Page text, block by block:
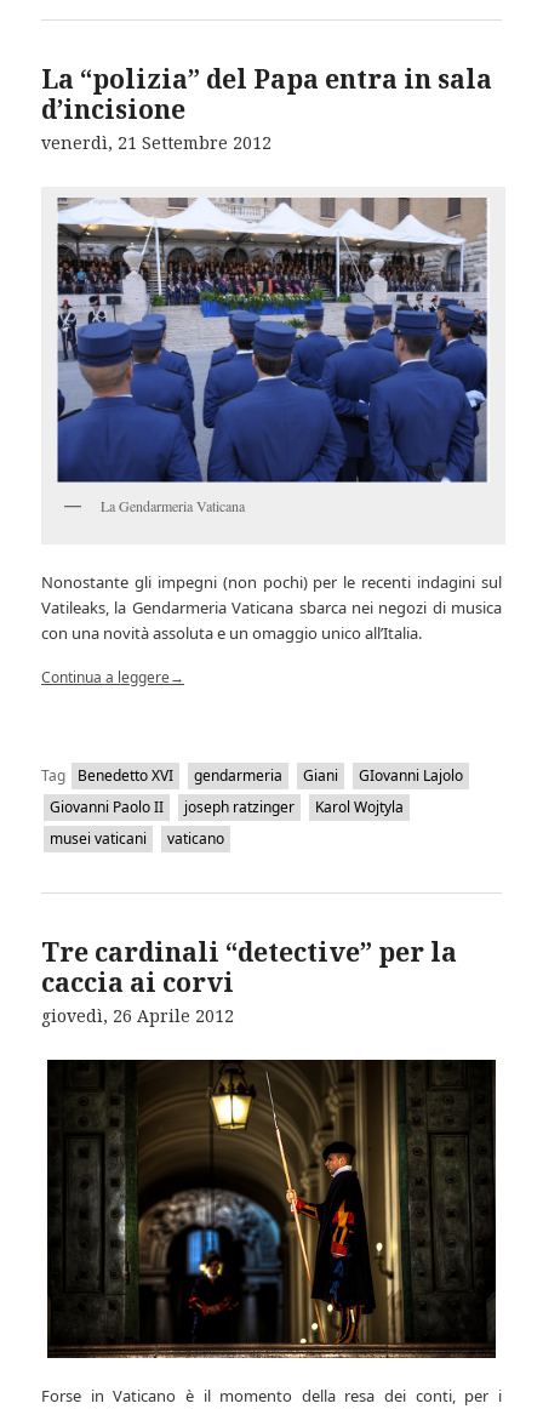
La “polizia” del Papa entra in sala
d’incisione
venerdì, 21 Settembre 2012
La Gendarmeria Vaticana
Nonostante gli impegni (non pochi) per le recenti indagini sul
Vatileaks, la Gendarmeria Vaticana sbarca nei negozi di musica
con una novità assoluta e un omaggio unico all’Italia.
Continua a leggere→
Tag Benedetto XVI gendarmeria Giani
GIovanni Lajolo
Giovanni Paolo II
joseph ratzinger
Karol Wojtyla
musei vaticani
vaticano
Tre cardinali “detective” per la
caccia ai corvi
giovedì, 26 Aprile 2012
Forse in Vaticano è il momento della resa dei conti, per i